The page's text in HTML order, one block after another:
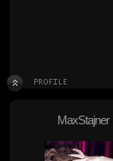
MaxStajner